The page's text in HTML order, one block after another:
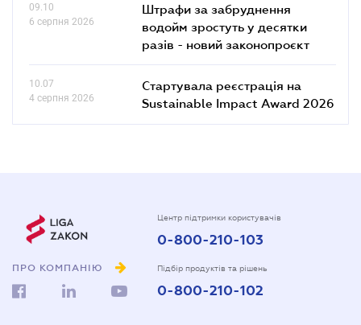
09.10
6 серпня 2026
Штрафи за забруднення
водойм зростуть у десятки
разів - новий законопроєкт
10.07
4 серпня 2026
Стартувала реєстрація на
Sustainable Impact Award 2026
ПРО КОМПАНІЮ
Центр підтримки користувачів
0-800-210-103
Підбір продуктів та рішень
0-800-210-102